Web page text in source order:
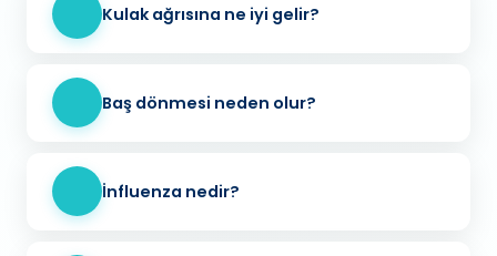
Kulak ağrısına ne iyi gelir?
Baş dönmesi neden olur?
İnfluenza nedir?